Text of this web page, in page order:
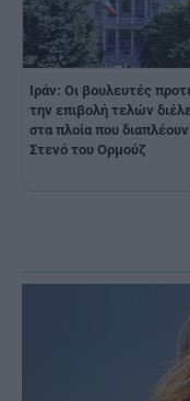
Ιράν: Οι βουλευτές
την επιβολή τελών
στα πλοία που
Στενό του Oρμούζ